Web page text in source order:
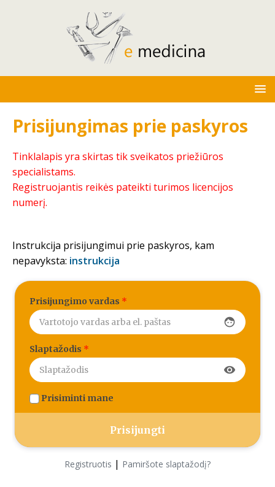
Prisijungimas prie paskyros
Tinklalapis yra skirtas tik sveikatos priežiūros
specialistams.
Registruojantis reikės pateikti turimos licencijos
numerį.
Instrukcija prisijungimui prie paskyros, kam
nepavyksta: instrukcija
Prisijungimo vardas *
face
Slaptažodis *
visibility
Prisiminti mane
Registruotis | Pamiršote slaptažodį?